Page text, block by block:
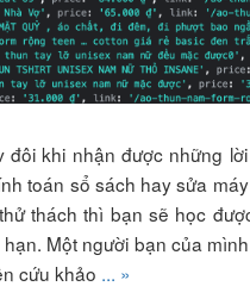
đôi khi nhận được những
toán sổ sách hay sửa
thách thì bạn sẽ học
Một người bạn của
cứu khảo ... »